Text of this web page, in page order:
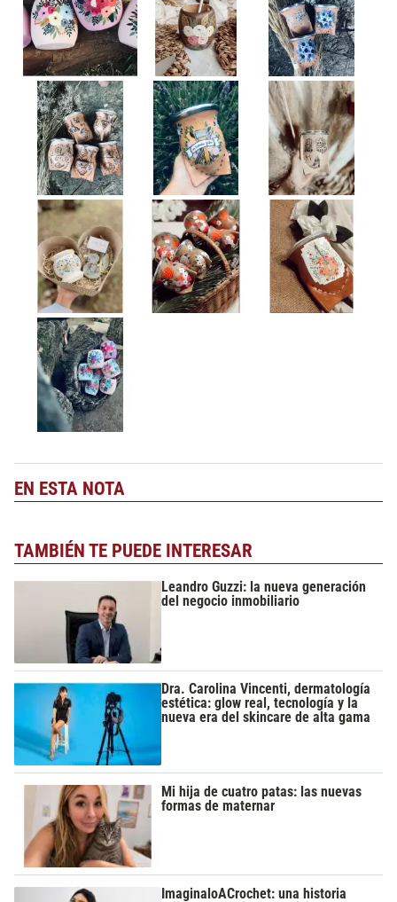
EN ESTA NOTA
TAMBIÉN TE PUEDE INTERESAR
Leandro Guzzi: la nueva generación
del negocio inmobiliario
Dra. Carolina Vincenti, dermatología
estética: glow real, tecnología y la
nueva era del skincare de alta gama
Mi hija de cuatro patas: las nuevas
formas de maternar
ImaginaloACrochet: una historia